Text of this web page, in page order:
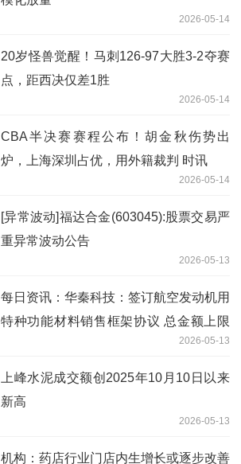
2026-05-14
20岁怪兽觉醒！马刺126-97大胜3-2夺赛
点，距西决仅差1胜
2026-05-14
CBA半决赛赛程公布！胡金秋伤势出
炉，上海深圳占优，用外籍裁判 时讯
2026-05-14
[异常波动]福达合金(603045):股票交易严
重异常波动公告
2026-05-13
每日资讯：华秦科技：签订航空发动机用
特种功能材料销售框架协议 总金额上限
2026-05-13
上峰水泥成交额创2025年10月10日以来
新高
2026-05-13
机构：药店行业门店内生增长或逐步改善